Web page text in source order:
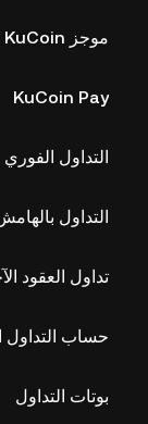
موجز KuCoin
KuCoin Pay
التداول الفوري
التداول
تداول العقود
حساب التداول
بوتات التداول